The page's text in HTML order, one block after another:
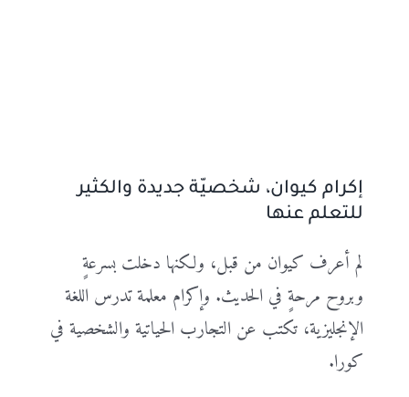
إكرام كيوان، شخصيّة جديدة والكثير
للتعلم عنها
لم أعرف كيوان من قبل، ولكنها دخلت بسرعةٍ
وبروح مرحةٍ في الحديث. وإكرام معلمة تدرس اللغة
الإنجليزية، تكتب عن التجارب الحياتية والشخصية في
كورا.